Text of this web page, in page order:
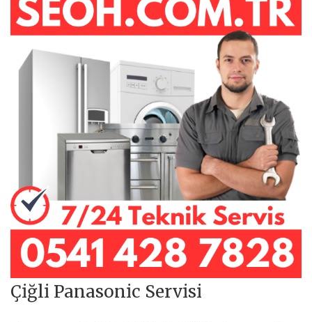
Çiğli Panasonic Servisi